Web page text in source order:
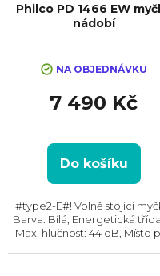
Philco PD 1466 EW
nádobí
NA OBJEDNÁVKU
7 490 Kč
Do košíku
#type2-E#! Volně stojící
Barva: Bílá, Energetická
Max. hlučnost: 44 dB, Místo